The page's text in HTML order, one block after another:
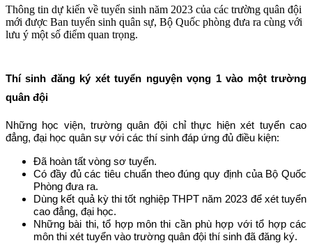
Thông tin dự kiến về tuyển sinh năm 2023 của các trường quân đội
mới được Ban tuyển sinh quân sự, Bộ Quốc phòng đưa ra cùng với
lưu ý một số điểm quan trọng.
Thí sinh đăng ký xét tuyển nguyện vọng 1 vào một trường
quân đội
Những học viện, trường quân đội chỉ thực hiện xét tuyển cao
đẳng, đại học quân sự với các thí sinh đáp ứng đủ điều kiện:
Đã hoàn tất vòng sơ tuyển.
Có đầy đủ các tiêu chuẩn theo đúng quy định của Bộ Quốc
Phòng đưa ra.
Dùng kết quả kỳ thi tốt nghiệp THPT năm 2023 để xét tuyển
cao đẳng, đại học.
Những bài thi, tổ hợp môn thi cần phù hợp với tổ hợp các
môn thi xét tuyển vào trường quân đội thí sinh đã đăng ký.